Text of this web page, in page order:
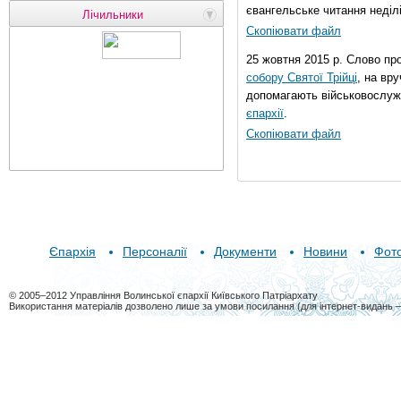
Лічильники
євангельське читання
Скопіювати файл
25 жовтня 2015 р. Слово
собору Святої Трійці, на
допомагають
єпархії.
Скопіювати файл
Єпархія Персоналії Документи Новини
© 2005–2012 Управління Волинської єпархії Київського Патріархату
Використання матеріалів дозволено лише за умови посилання (для інтернет-видань